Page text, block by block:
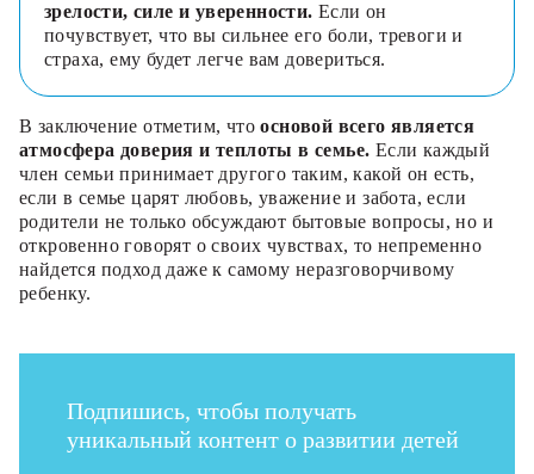
зрелости, силе и уверенности. Если он
почувствует, что вы сильнее его боли, тревоги и
страха, ему будет легче вам довериться.
В заключение отметим, чтоосновой всего является
атмосфера доверия и теплоты в семье. Если каждый
член семьи принимает другого таким, какой он есть,
если в семье царят любовь, уважение и забота, если
родители не только обсуждают бытовые вопросы, но и
откровенно говорят о своих чувствах, то непременно
найдется подход даже к самому неразговорчивому
ребенку.
Подпишись, чтобы получать
уникальный контент о развитии детей